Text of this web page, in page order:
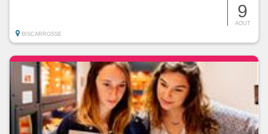
9
AOUT
BISCARROSSE